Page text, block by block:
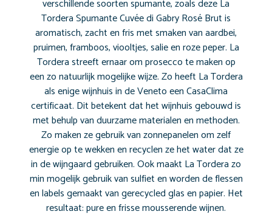
verschillende soorten spumante, zoals deze La
Tordera Spumante Cuvée di Gabry Rosé Brut is
aromatisch, zacht en fris met smaken van aardbei,
pruimen, framboos, viooltjes, salie en roze peper. La
Tordera streeft ernaar om prosecco te maken op
een zo natuurlijk mogelijke wijze. Zo heeft La Tordera
als enige wijnhuis in de Veneto een CasaClima
certificaat. Dit betekent dat het wijnhuis gebouwd is
met behulp van duurzame materialen en methoden.
Zo maken ze gebruik van zonnepanelen om zelf
energie op te wekken en recyclen ze het water dat ze
in de wijngaard gebruiken. Ook maakt La Tordera zo
min mogelijk gebruik van sulfiet en worden de flessen
en labels gemaakt van gerecycled glas en papier. Het
resultaat: pure en frisse mousserende wijnen.